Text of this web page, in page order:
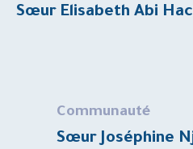
Sœur Elisabeth Abi
Communauté
Sœur Joséphine